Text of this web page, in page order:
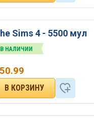
Sims 4 - 5500 мул
В НАЛИЧИИ
50.99